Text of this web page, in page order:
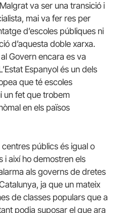
va ser una transició i
mai va fer res per
d’escoles públiques ni
d’aquesta doble xarxa.
Govern encara es va
Espanyol és un dels
que té escoles
un fet que trobem
en els països
públics és igual o
i així ho demostren els
als governs de dretes
ja que un mateix
de classes populars que a
podia suposar el que ara